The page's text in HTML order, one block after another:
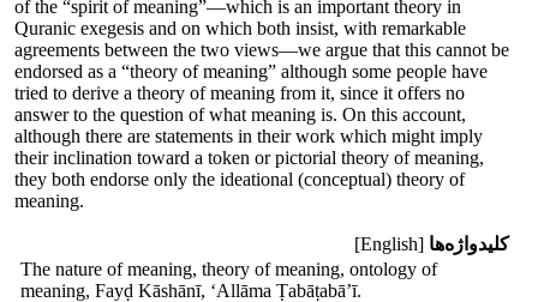
of the “spirit of meaning”—which is an important theory in
Quranic exegesis and on which both insist, with remarkable
agreements between the two views—we argue that this cannot be
endorsed as a “theory of meaning” although some people have
tried to derive a theory of meaning from it, since it offers no
answer to the question of what meaning is. On this account,
although there are statements in their work which might imply
their inclination toward a token or pictorial theory of meaning,
they both endorse only the ideational (conceptual) theory of
meaning.
کلیدواژه‌ها [English]
The nature of meaning, theory of meaning, ontology of
meaning, Fayḍ Kāshānī, ‘Allāma Ṭabāṭabā’ī.